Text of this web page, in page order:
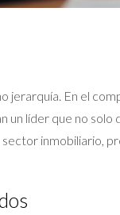
jerarquía. En el
un líder que no
inmobiliario,